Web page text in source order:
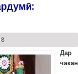
Дар
чакан